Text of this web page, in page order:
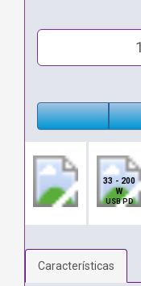
33 - 200
W
USB PD
Características